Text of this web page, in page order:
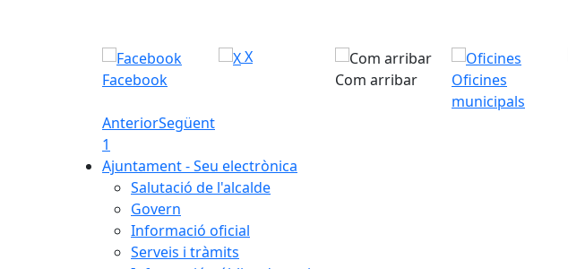
Facebook
X
Com arribar
Oficines
municipals
AnteriorSegüent
1
Ajuntament - Seu electrònica
Salutació de l'alcalde
Govern
Informació oficial
Serveis i tràmits